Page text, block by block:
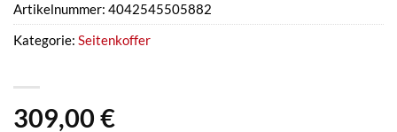
309,00 €
Artikelnummer: 4042545505882
Kategorie: Seitenkoffer